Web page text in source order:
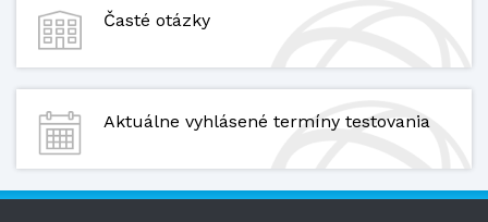
Časté otázky
Aktuálne vyhlásené termíny testovania